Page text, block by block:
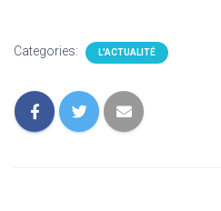
Categories: L'ACTUALITÉ